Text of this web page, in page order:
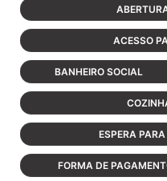
ACESSO
BANHEIRO SOCIAL
ESPERA
FORMA DE